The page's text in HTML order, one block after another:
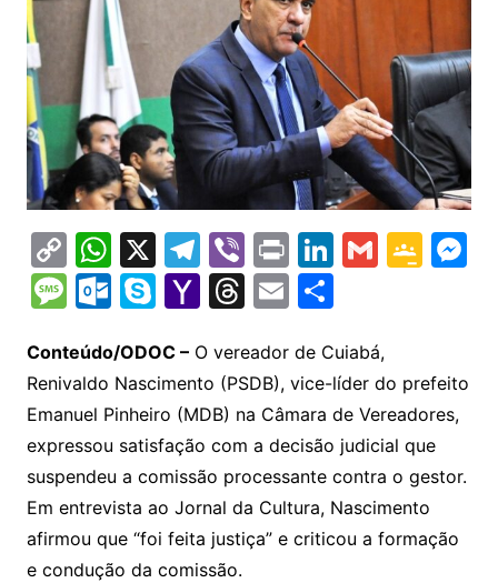
C
o
p
y
Li
n
k
W
h
at
s
A
p
p
X T
el
e
gr
a
m
Vi
b
er
Pr
in
t
Li
n
k
e
dI
n
G
l
G
e
Cl
a
s
sr
M
e
M
s
s
a
g
e
O
lo
o
k.
c
o
m
S
y
p
e
Y
h
o
o
M
ai
l
T
e
a
d
s
E
ai
l
S
ar
e
Conteúdo/ODOC –O vereador de Cuiabá,
Renivaldo Nascimento (PSDB), vice-líder do prefeito
Emanuel Pinheiro (MDB) na Câmara de Vereadores,
expressou satisfação com a decisão judicial que
suspendeu a comissão processante contra o gestor.
Em entrevista ao Jornal da Cultura, Nascimento
afirmou que “foi feita justiça” e criticou a formação
e condução da comissão.